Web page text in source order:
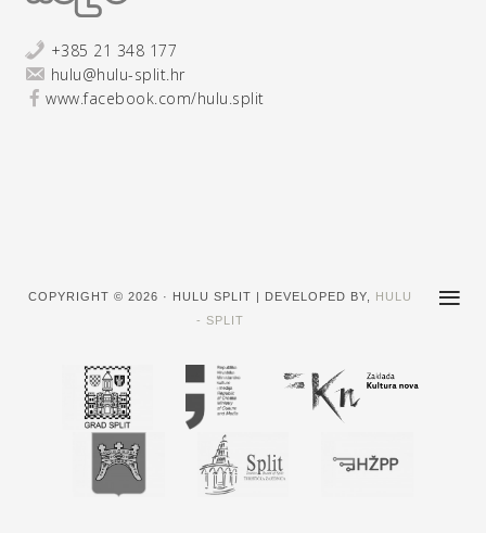
+385 21 348 177
hulu@hulu-split.hr
www.facebook.com/hulu.split
COPYRIGHT © 2026 · HULU SPLIT | DEVELOPED BY,
HULU
- SPLIT